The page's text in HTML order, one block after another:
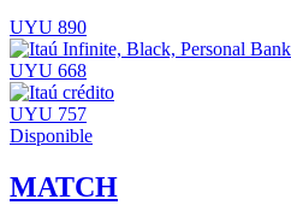
UYU 890
UYU 668
UYU 757
Disponible
MATCH